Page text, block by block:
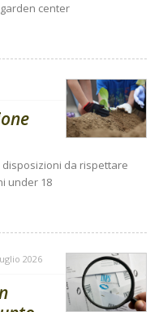
center
disposizioni da rispettare
under 18
2026